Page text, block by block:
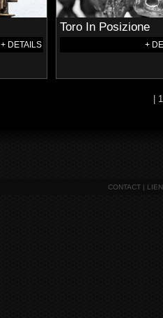
+ DETAILS
Toro In Posizione
+
|
CONTACT |